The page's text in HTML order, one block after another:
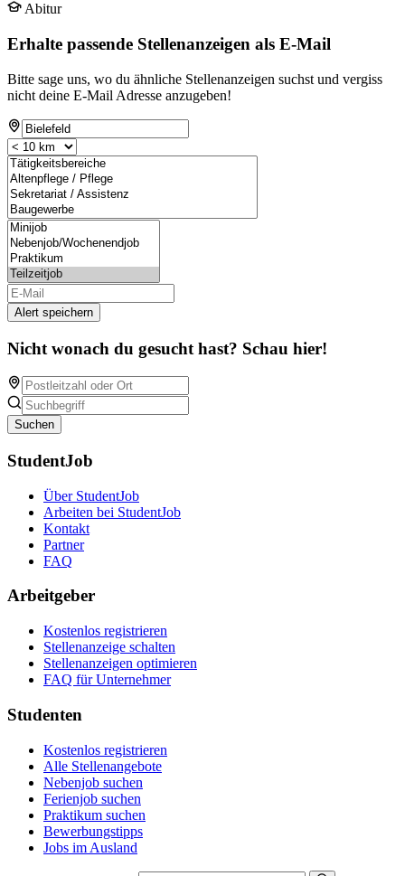
Abitur
Erhalte passende Stellenanzeigen als E-Mail
Bitte sage uns, wo du ähnliche Stellenanzeigen suchst und vergiss
nicht deine E-Mail Adresse anzugeben!
Alert speichern
Nicht wonach du gesucht hast? Schau hier!
Suchen
StudentJob
Über StudentJob
Arbeiten bei StudentJob
Kontakt
Partner
FAQ
Arbeitgeber
Kostenlos registrieren
Stellenanzeige schalten
Stellenanzeigen optimieren
FAQ für Unternehmer
Studenten
Kostenlos registrieren
Alle Stellenangebote
Nebenjob suchen
Ferienjob suchen
Praktikum suchen
Bewerbungstipps
Jobs im Ausland